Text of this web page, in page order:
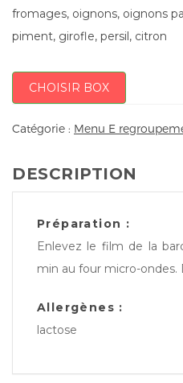
fromages, oignons, oignons
piment, girofle, persil, citron
CHOISIR BOX
Catégorie : Menu E
DESCRIPTION
Préparation :
Enlevez le film de la
min au four micro-ondes.
Allergènes :
lactose